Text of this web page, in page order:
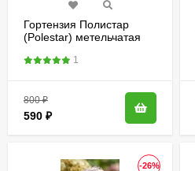
Гортензия Полистар
(Polestar) метельчатая
1
800₽
590 ₽
-26%